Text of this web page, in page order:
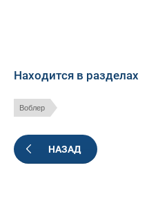
Находится в разделах
Воблер
НАЗАД